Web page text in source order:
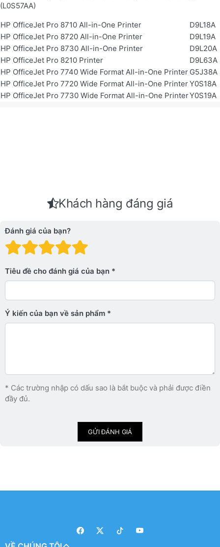
(L0S57AA)
HP OfficeJet Pro 8710 All-in-One Printer
D9L18A
HP OfficeJet Pro 8720 All-in-One Printer
D9L19A
HP OfficeJet Pro 8730 All-in-One Printer
D9L20A
HP OfficeJet Pro 8210 Printer
D9L63A
HP OfficeJet Pro 7740 Wide Format All-in-One Printer G5J38A
HP OfficeJet Pro 7720 Wide Format All-in-One PrinterY0S18A
HP OfficeJet Pro 7730 Wide Format All-in-One PrinterY0S19A
Khách hàng đáng giá
Đánh giá của bạn?
Đánh giá: 4 trên 5
Đánh giá: 3 trên 5 sao.
Đánh giá: 2 trên 5 sao.
Đánh giá: 1 trên 5 sao. Xấu
Tiêu đề cho đánh giá của bạn
Ý kiến ​​của bạn về sản phẩm
* Các trường nhập có dấu sao là bắt buộc và phải được điền
đầy đủ.
GỬI ĐÁNH GIÁ